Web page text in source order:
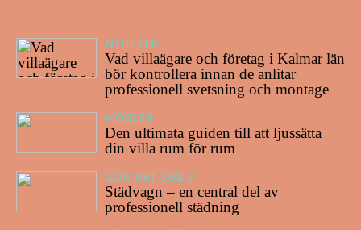
NYHETER
Vad villaägare och företag i Kalmar län
bör kontrollera innan de anlitar
professionell svetsning och montage
MÖBLER
Den ultimata guiden till att ljussätta
din villa rum för rum
GÖR-DET-SJÄLV
Städvagn – en central del av
professionell städning